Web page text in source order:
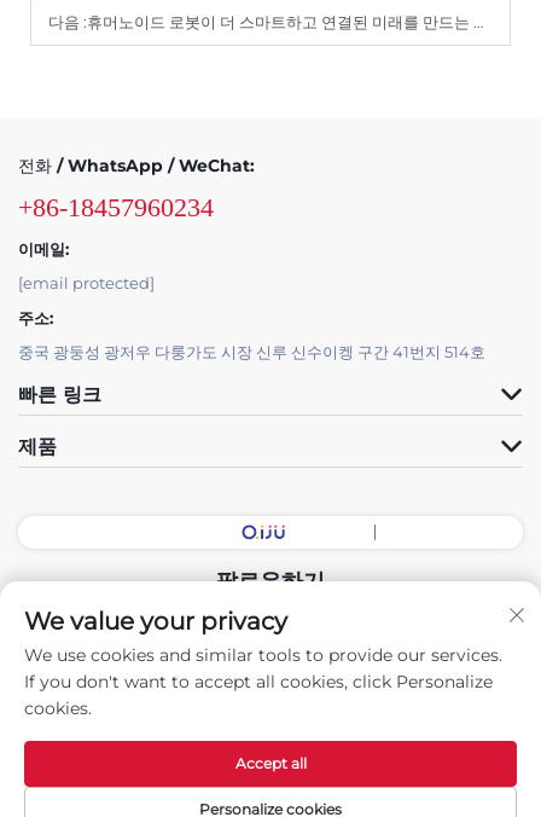
다음 :휴머노이드 로봇이 더 스마트하고 연결된 미래를 만드는 방법?
전화 / WhatsApp / WeChat:
+86-18457960234
이메일:
[email protected]
주소:
중국 광둥성 광저우 다룽가도 시장 신루 신수이켕 구간 41번지 514호
빠른 링크
제품
팔로우하기
저작권 © 2025 중국 광둥 전시홀 지능형 장비 유한회사. 모든 권리 보유.
-개인정보 보호정책
We value your privacy
We use cookies and similar tools to provide our services.
If you don't want to accept all cookies, click Personalize
cookies.
Personalize cookies
Accept all